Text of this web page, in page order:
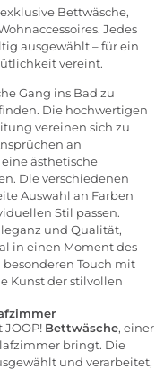
Bettwäsche,
Jedes
ausgewählt – für ein
vereint.
Gang ins Bad zu
Die hochwertigen
vereinen sich zu
an
ästhetische
Die verschiedenen
Auswahl an Farben
Stil passen.
und Qualität,
in einen Moment des
besonderen Touch mit
Kunst der stilvollen
JOOP! Bettwäsche, einer
bringt. Die
und verarbeitet,